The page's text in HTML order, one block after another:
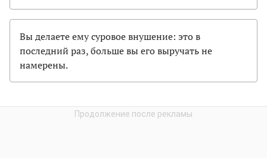
Вы делаете ему суровое внушение: это в
последний раз, больше вы его выручать не
намерены.